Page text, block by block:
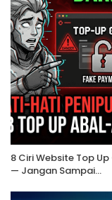
8 Ciri Website Top
— Jangan Sampai…